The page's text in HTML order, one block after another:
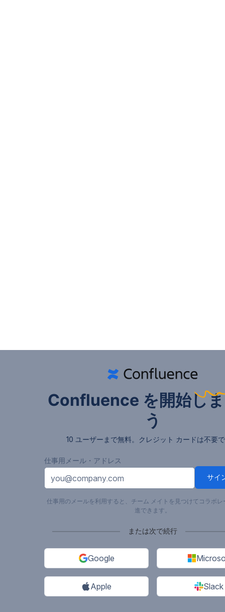
Confluence を開始し
う
10 ユーザーまで無料。クレジット カードは不要
仕事用メール・アドレス
サイ
仕事用のメールを利用すると、チーム メイトを見つけてコラボレ
進できます。
または次で続行
Google
Apple Slack